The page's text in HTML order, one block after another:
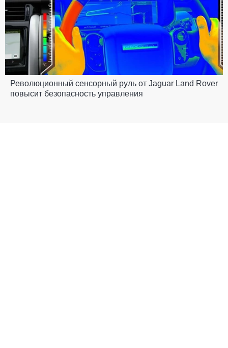
Революционный сенсорный руль от Jaguar Land Rover
повысит безопасность управления